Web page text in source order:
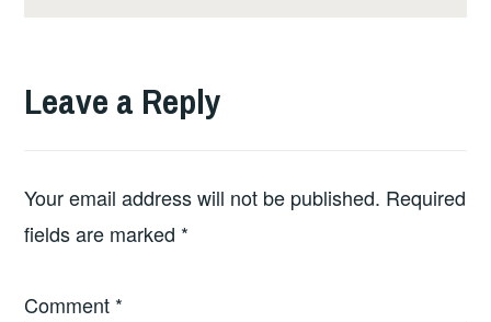
Leave a Reply
Your email address will not be published. Required
fields are marked *
Comment *